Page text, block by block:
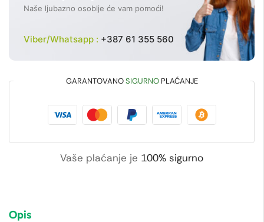
Naše ljubazno osoblje će vam pomoći!
Viber/Whatsapp : +387 61 355 560
GARANTOVANOSIGURNOPLAĆANJE
Vaše plaćanje je 100% sigurno
Opis